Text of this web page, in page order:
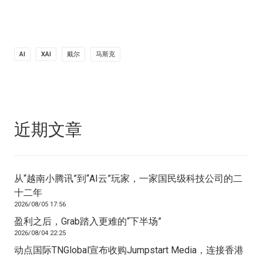
AI XAI 戴尔 马斯克
近期文章
从“越南小腾讯”到“AI云”玩家，一家国民级科技公司的二
十二年
2026/08/05 17:56
盈利之后，Grab踏入更难的“下半场”
2026/08/04 22:25
动点国际TNGlobal宣布收购Jumpstart Media，连接香港